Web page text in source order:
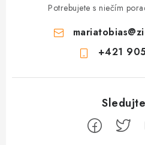
Potrebujete s niečím
mariatobias@
+421